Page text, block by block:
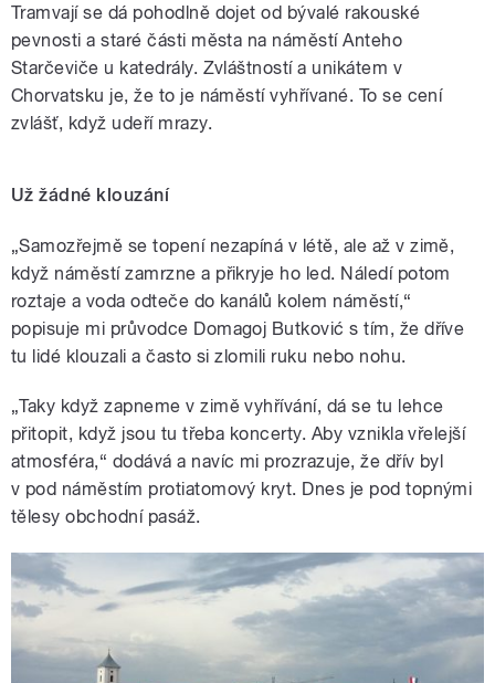
Tramvají se dá pohodlně dojet od bývalé rakouské
pevnosti a staré části města na náměstí Anteho
Starčeviče u katedrály. Zvláštností a unikátem v
Chorvatsku je, že to je náměstí vyhřívané. To se cení
zvlášť, když udeří mrazy.
Už žádné klouzání
„Samozřejmě se topení nezapíná v létě, ale až v zimě,
když náměstí zamrzne a přikryje ho led. Náledí potom
roztaje a voda odteče do kanálů kolem náměstí,“
popisuje mi průvodce Domagoj Butković s tím, že dříve
tu lidé klouzali a často si zlomili ruku nebo nohu.
„Taky když zapneme v zimě vyhřívání, dá se tu lehce
přitopit, když jsou tu třeba koncerty. Aby vznikla vřelejší
atmosféra,“ dodává a navíc mi prozrazuje, že dřív byl
v pod náměstím protiatomový kryt. Dnes je pod topnými
tělesy obchodní pasáž.